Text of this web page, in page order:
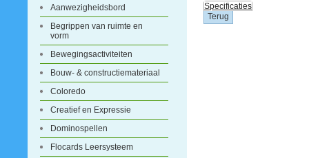
Aanwezigheidsbord
Begrippen van ruimte en
vorm
Bewegingsactiviteiten
Bouw- & constructiemateriaal
Coloredo
Creatief en Expressie
Dominospellen
Flocards Leersysteem
Specificaties